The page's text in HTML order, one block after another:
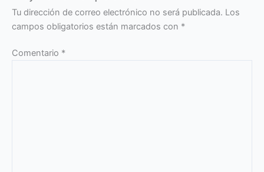
Tu dirección de correo electrónico no será publicada. Los
campos obligatorios están marcados con *
Comentario *